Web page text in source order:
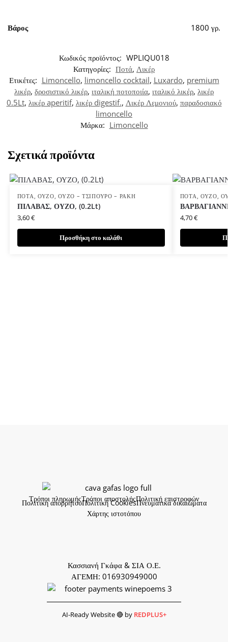
Βάρος 1800 γρ.
Κωδικός προϊόντος: WPLIQU018
Κατηγορίες: Ποτά, Λικέρ
Ετικέτες: Limoncello, limoncello cocktail, Luxardo, premium
λικέρ, δροσιστικό λικέρ, ιταλική ποτοποιία, ιταλικό λικέρ, λικέρ
0.5Lt, λικέρ aperitif, λικέρ digestif., Λικέρ Λεμονιού, παραδοσιακό
limoncello
Μάρκα: Limoncello
Σχετικά προϊόντα
ΠΟΤΆ, ΟΎΖΟ,ΟΎΖΟ – ΤΣΊΠΟΥΡΟ – ΡΑΚΉ
ΠΙΛΑΒΑΣ, ΟΥΖΟ, (0.2Lt)
3,60€
Προσθήκη στο καλάθι
ΠΟΤΆ, ΟΎΖΟ,
4,70€
Τρόποι πληρωμήςΤρόποι αποστολήςΠολιτική επιστροφών
Πολιτική απορρήτουΠολιτική CookiesΠνευματικά δικαιώματα
Χάρτης ιστοτόπου
Κασσιανή Γκάφα & ΣΙΑ Ο.Ε.
ΑΓΕΜΗ: 016930949000
AI-Ready Website 🔴 by REDPLUS+